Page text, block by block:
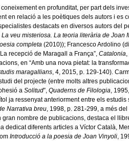
en profunditat, per part dels
en relació a les poètiques dels autors i es
destacats en diversos autors del
La veu misteriosa. La teoria literària de Joan
completa (2010)); Francesco Ardolino
recepció de Maragall a França”, Catalonia
en “Amb una nova pietat: la
maragallians, 4, 2015, p. 129-140).
del projecte (entre molts altres
a Solitud”, Quaderns de Filologia,
ja ressenyat anteriorment entre els
Narrativa breu, 1998, p. 281-299, a més
nombre de publicacions, destaca el
diferents articles a Víctor Català,
Introducció a la poesia de Joan Vinyoli,